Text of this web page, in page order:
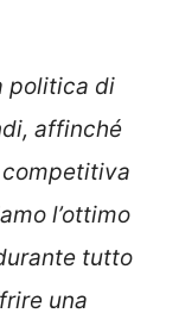
politica di
affinché
l’ottimo
tutto
una